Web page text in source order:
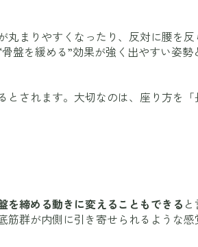
丸まりやすくなったり、反対に腰を反
盤を緩める”効果が強く出やすい姿勢
とされます。大切なのは、座り方を
を締める動きに変えることもできる
筋群が内側に引き寄せられるような感